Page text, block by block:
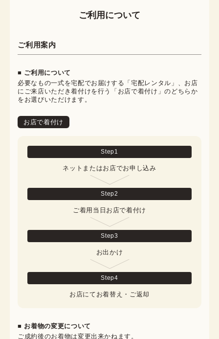
ご利用について
ご利用案内
■ ご利用について
必要なもの一式を宅配でお届けする「宅配レンタル」、お店
にご来店いただき着付けを行う「お店で着付け」のどちらか
をお選びいただけます。
お店で着付け
Step1
ネットまたはお店でお申し込み
Step2
ご着用当日お店で着付け
Step3
お出かけ
Step4
お店にてお着替え・ご返却
■ お着物の変更について
ご成約後のお着物は変更出来かねます。